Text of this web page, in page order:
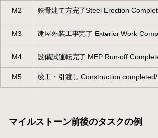
M2 鉄骨建て方完了Steel Erection
M3 建屋外装工事完了 Exterior Work
M4 設備試運転完了 MEP Run-off
M5 竣工・引渡し Construction completed/
マイルストーン前後のタスクの例